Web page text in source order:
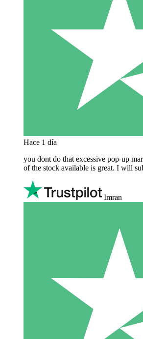
Hace 1 día
you dont do that excessive pop-up
of the stock available is great. I will
Imran